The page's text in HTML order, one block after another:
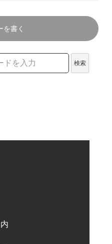
を書く
検索